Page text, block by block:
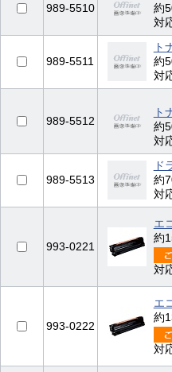
989-5510
約
対
989-5511
ト
約
対
989-5512
ト
約
対
989-5513
ド
約
対
993-0221
エ
約
対
993-0222
エ
約
対